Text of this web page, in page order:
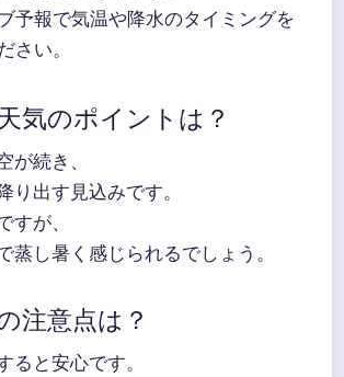
予報で気温や降水のタイミングを
さい。
気のポイントは？
が続き、
り出す見込みです。
すが、
蒸し暑く感じられるでしょう。
注意点は？
ると安心です。